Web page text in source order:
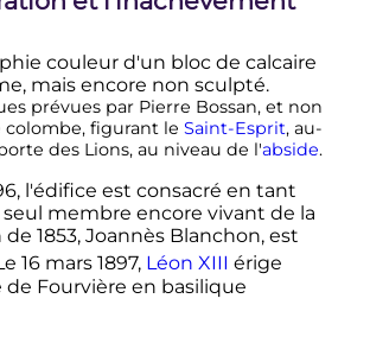
prévues par Pierre Bossan, et non
colombe, figurant le Saint-Esprit, au-
des Lions, au niveau de l'abside.
l'édifice est consacré en tant
seul membre encore vivant de la
1853, Joannès Blanchon, est
16 mars 1897, Léon XIII érige
Fourvière en basilique